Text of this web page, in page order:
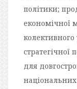
політики;
економічної
стратегічної
для